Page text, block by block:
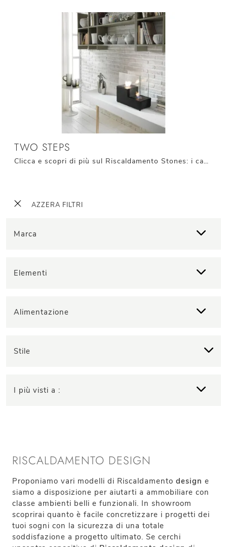
AZZERA FILTRI
Marca
Elementi
Alimentazione
Stile
I più visti a :
TWO STEPS
Clicca e scopri di più sul Riscaldamento Stones: i camini a bioetanolo come il modello Two Steps ti aspettano!
RISCALDAMENTO DESIGN
Proponiamo vari modelli di Riscaldamento design e
siamo a disposizione per aiutarti a ammobiliare con
classe ambienti belli e funzionali. In showroom
scoprirai quanto è facile concretizzare i progetti dei
tuoi sogni con la sicurezza di una totale
soddisfazione a progetto ultimato. Se cerchi